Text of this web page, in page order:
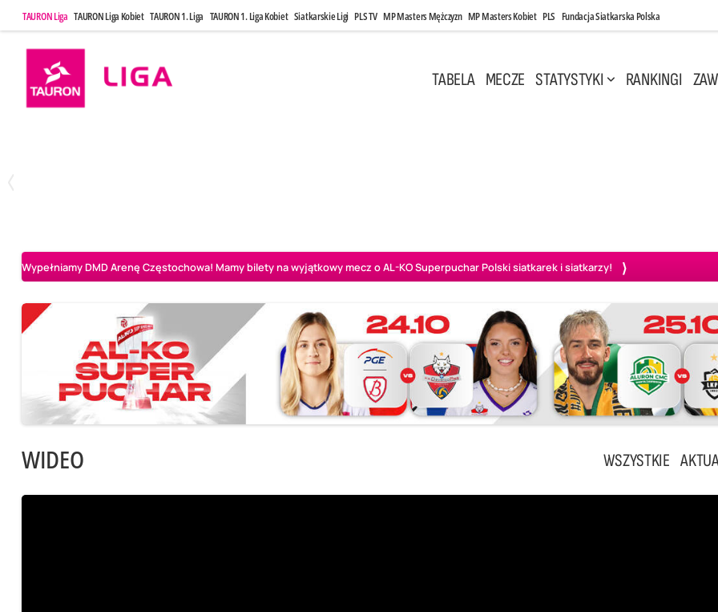
TAURON Liga TAURON Liga Kobiet TAURON 1. Liga TAURON 1. Liga Kobiet Siatkarskie Ligi PLS TV MP Masters Mężczyzn MP Masters Kobiet PLS Fundacja Siatkarska Polska
TABELA MECZE STATYSTYKI RANKINGI
Wypełniamy DMD Arenę Częstochowa! Mamy bilety na wyjątkowy mecz o AL-KO Superpuchar Polski siatkarek i siatkarzy!
WIDEO WSZYSTKIE